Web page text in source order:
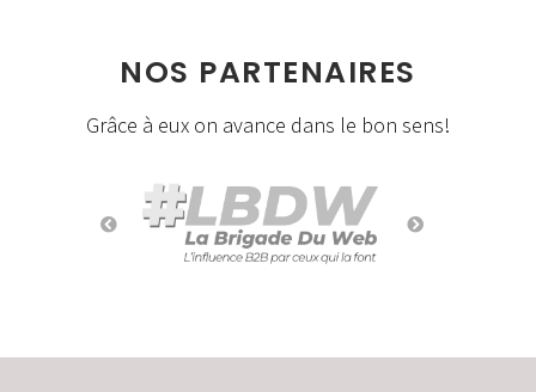
NOS PARTENAIRES
Grâce à eux on avance dans le bon sens!